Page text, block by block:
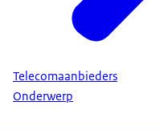
Telecomaanbieders
Onderwerp